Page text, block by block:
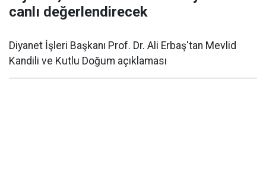
canlı değerlendirecek
Diyanet İşleri Başkanı Prof. Dr. Ali Erbaş'tan Mevlid
Kandili ve Kutlu Doğum açıklaması